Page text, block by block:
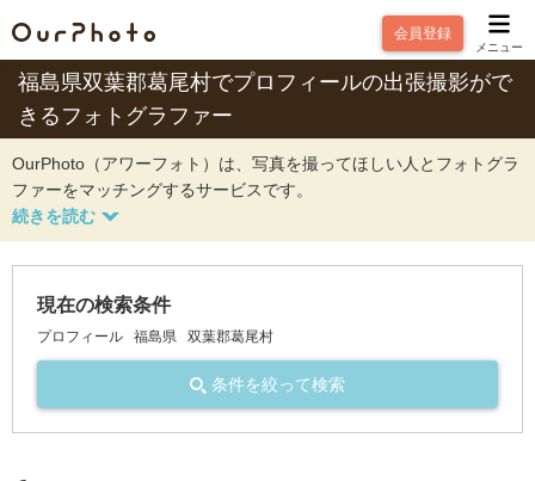
会員登録
メニュー
福島県双葉郡葛尾村でプロフィールの出張撮影がで
きるフォトグラファー
OurPhoto（アワーフォト）は、写真を撮ってほしい人とフォトグラ
ファーをマッチングするサービスです。
現在の検索条件
プロフィール 福島県 双葉郡葛尾村
条件を絞って検索